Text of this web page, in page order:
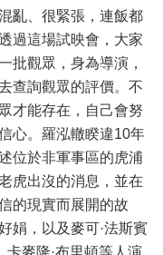
亂、很緊張，連飯都
過這場試映會，大家
批觀眾，身為導演，
查詢觀眾的評價。不
才能存在，自己會努
心。羅泓轍睽違10年
述位於非軍事區的虎浦
虎出沒的消息，並在
的現實而展開的故
娟，以及麥可·法斯賓
卡麥隆·布里頓等人演